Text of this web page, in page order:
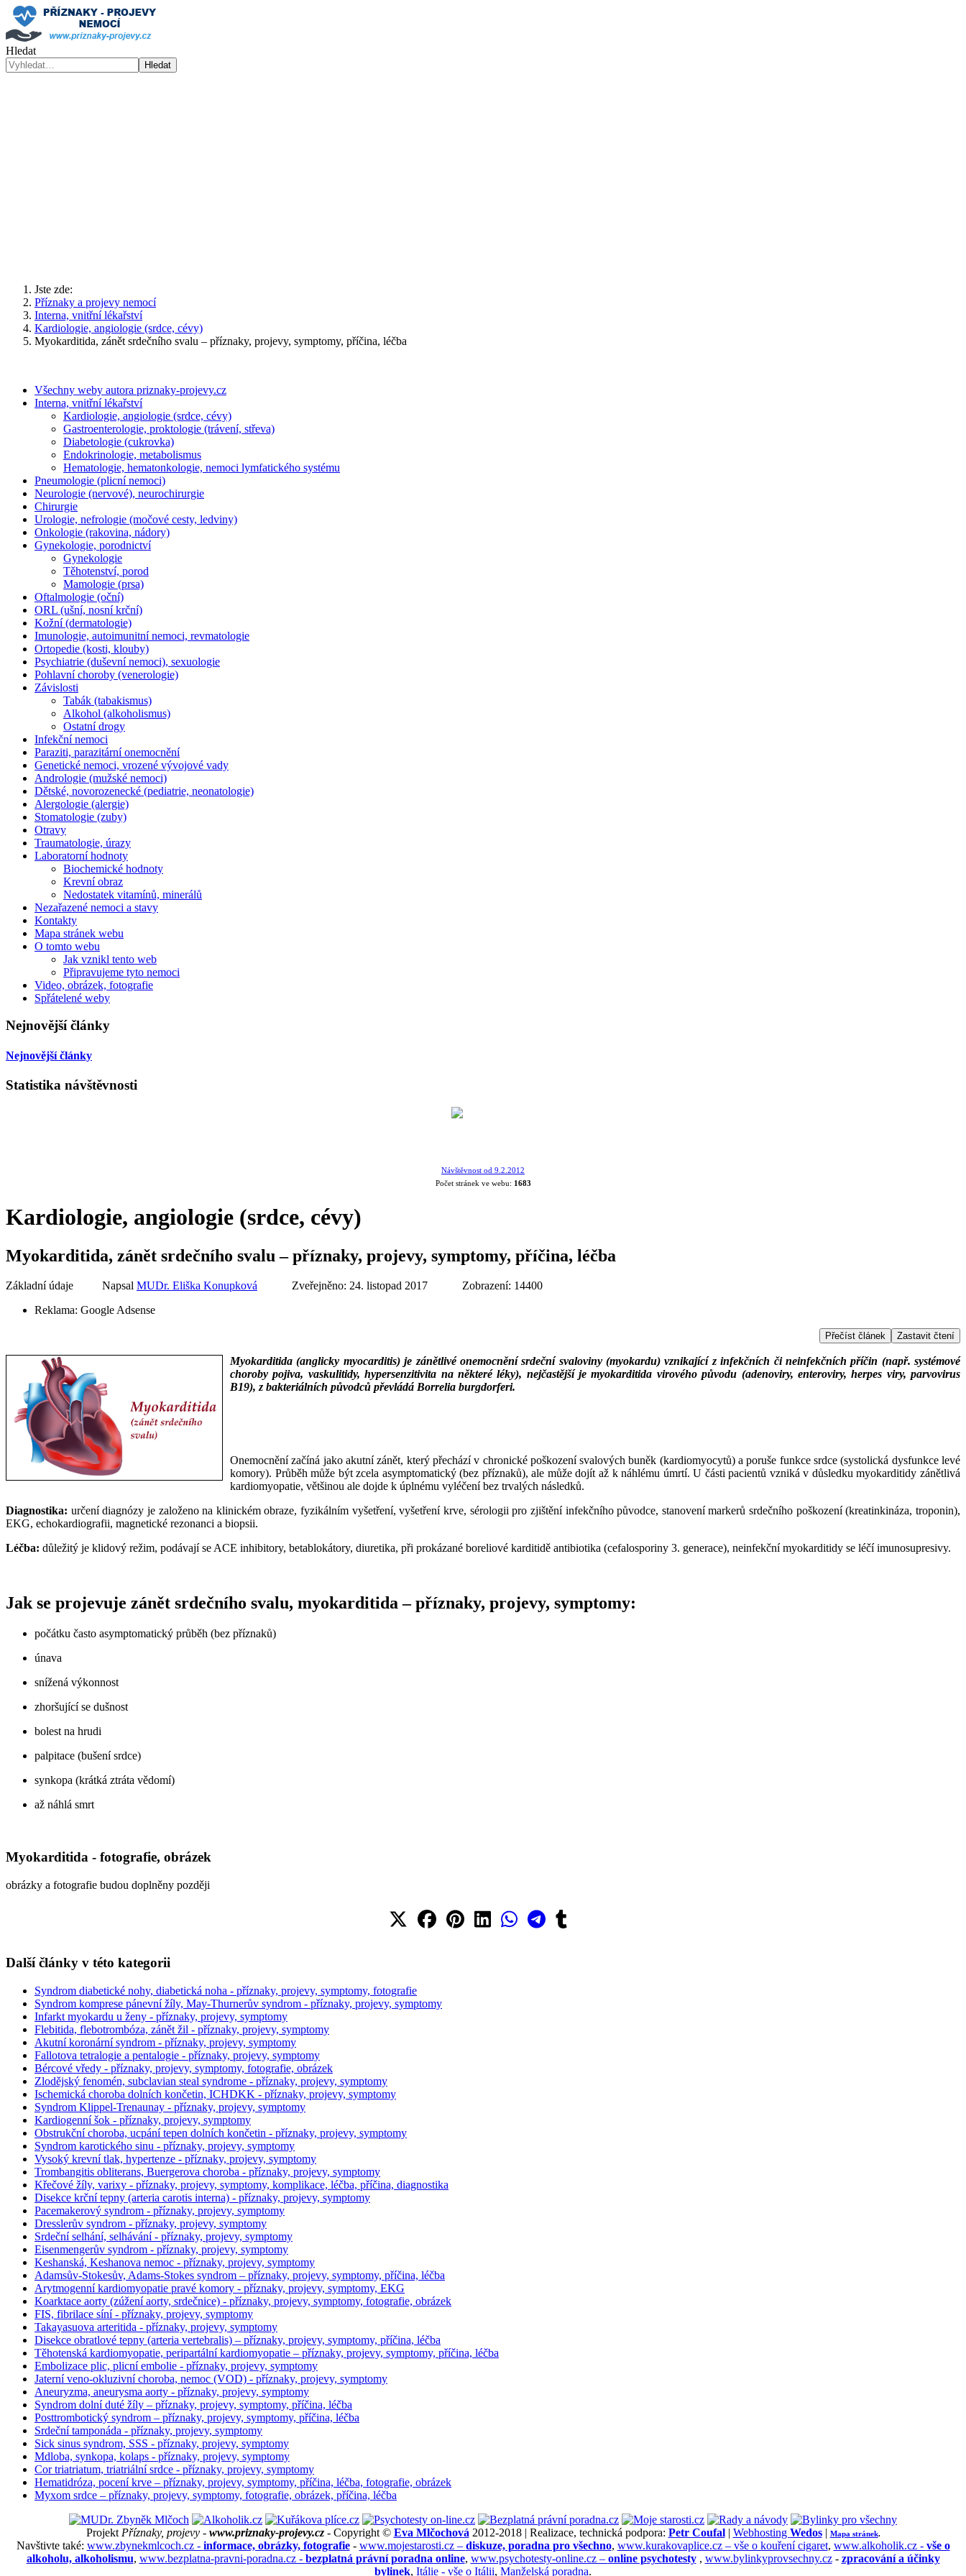
Hledat
Hledat
Jste zde:
Příznaky a projevy nemocí
Interna, vnitřní lékařství
Kardiologie, angiologie (srdce, cévy)
Myokarditida, zánět srdečního svalu – příznaky, projevy, symptomy, příčina, léčba
Všechny weby autora priznaky-projevy.cz
Interna, vnitřní lékařství
Kardiologie, angiologie (srdce, cévy)
Gastroenterologie, proktologie (trávení, střeva)
Diabetologie (cukrovka)
Endokrinologie, metabolismus
Hematologie, hematonkologie, nemoci lymfatického systému
Pneumologie (plicní nemoci)
Neurologie (nervové), neurochirurgie
Chirurgie
Urologie, nefrologie (močové cesty, ledviny)
Onkologie (rakovina, nádory)
Gynekologie, porodnictví
Gynekologie
Těhotenství, porod
Mamologie (prsa)
Oftalmologie (oční)
ORL (ušní, nosní krční)
Kožní (dermatologie)
Imunologie, autoimunitní nemoci, revmatologie
Ortopedie (kosti, klouby)
Psychiatrie (duševní nemoci), sexuologie
Pohlavní choroby (venerologie)
Závislosti
Tabák (tabakismus)
Alkohol (alkoholismus)
Ostatní drogy
Infekční nemoci
Paraziti, parazitární onemocnění
Genetické nemoci, vrozené vývojové vady
Andrologie (mužské nemoci)
Dětské, novorozenecké (pediatrie, neonatologie)
Alergologie (alergie)
Stomatologie (zuby)
Otravy
Traumatologie, úrazy
Laboratorní hodnoty
Biochemické hodnoty
Krevní obraz
Nedostatek vitamínů, minerálů
Nezařazené nemoci a stavy
Kontakty
Mapa stránek webu
O tomto webu
Jak vznikl tento web
Připravujeme tyto nemoci
Video, obrázek, fotografie
Spřátelené weby
Nejnovější články
Nejnovější články
Statistika návštěvnosti
Návštěvnost od 9.2.2012
Počet stránek ve webu: 1683
Kardiologie, angiologie (srdce, cévy)
Myokarditida, zánět srdečního svalu – příznaky, projevy, symptomy, příčina, léčba
Základní údaje Napsal MUDr. Eliška Konupková Zveřejněno: 24. listopad 2017
Zobrazení: 14400
Reklama: Google Adsense
Přečíst článek Zastavit čtení
Myokarditida (anglicky myocarditis) je zánětlivé onemocnění srdeční svaloviny (myokardu) vznikající z infekčních či neinfekčních příčin (např. systémové
choroby pojiva, vaskulitidy, hypersenzitivita na některé léky), nejčastější je myokarditida virového původu (adenoviry, enteroviry, herpes viry, parvovirus
B19), z bakteriálních původců převládá Borrelia burgdorferi.
Onemocnění začíná jako akutní zánět, který přechází v chronické poškození svalových buněk (kardiomyocytů) a poruše funkce srdce (systolická dysfunkce levé
komory). Průběh může být zcela asymptomatický (bez příznaků), ale může dojít až k náhlému úmrtí. U části pacientů vzniká v důsledku myokarditidy zánětlivá
kardiomyopatie, většinou ale dojde k úplnému vyléčení bez trvalých následků.
Diagnostika: určení diagnózy je založeno na klinickém obraze, fyzikálním vyšetření, vyšetření krve, sérologii pro zjištění infekčního původce, stanovení markerů srdečního poškození (kreatinkináza, troponin),
EKG, echokardiografii, magnetické rezonanci a biopsii.
Léčba: důležitý je klidový režim, podávají se ACE inhibitory, betablokátory, diuretika, při prokázané boreliové karditidě antibiotika (cefalosporiny 3. generace), neinfekční myokarditidy se léčí imunosupresivy.
Jak se projevuje zánět srdečního svalu, myokarditida – příznaky, projevy, symptomy:
počátku často asymptomatický průběh (bez příznaků)
únava
snížená výkonnost
zhoršující se dušnost
bolest na hrudi
palpitace (bušení srdce)
synkopa (krátká ztráta vědomí)
až náhlá smrt
Myokarditida - fotografie, obrázek
obrázky a fotografie budou doplněny později
Další články v této kategorii
Syndrom diabetické nohy, diabetická noha - příznaky, projevy, symptomy, fotografie
Syndrom komprese pánevní žíly, May-Thurnerův syndrom - příznaky, projevy, symptomy
Infarkt myokardu u ženy - příznaky, projevy, symptomy
Flebitida, flebotrombóza, zánět žil - příznaky, projevy, symptomy
Akutní koronární syndrom - příznaky, projevy, symptomy
Fallotova tetralogie a pentalogie - příznaky, projevy, symptomy
Bércové vředy - příznaky, projevy, symptomy, fotografie, obrázek
Zlodějský fenomén, subclavian steal syndrome - příznaky, projevy, symptomy
Ischemická choroba dolních končetin, ICHDKK - příznaky, projevy, symptomy
Syndrom Klippel-Trenaunay - příznaky, projevy, symptomy
Kardiogenní šok - příznaky, projevy, symptomy
Obstrukční choroba, ucpání tepen dolních končetin - příznaky, projevy, symptomy
Syndrom karotického sinu - příznaky, projevy, symptomy
Vysoký krevní tlak, hypertenze - příznaky, projevy, symptomy
Trombangitis obliterans, Buergerova choroba - příznaky, projevy, symptomy
Křečové žíly, varixy - příznaky, projevy, symptomy, komplikace, léčba, příčina, diagnostika
Disekce krční tepny (arteria carotis interna) - příznaky, projevy, symptomy
Pacemakerový syndrom - příznaky, projevy, symptomy
Dresslerův syndrom - příznaky, projevy, symptomy
Srdeční selhání, selhávání - příznaky, projevy, symptomy
Eisenmengerův syndrom - příznaky, projevy, symptomy
Keshanská, Keshanova nemoc - příznaky, projevy, symptomy
Adamsův-Stokesův, Adams-Stokes syndrom – příznaky, projevy, symptomy, příčina, léčba
Arytmogenní kardiomyopatie pravé komory - příznaky, projevy, symptomy, EKG
Koarktace aorty (zúžení aorty, srdečnice) - příznaky, projevy, symptomy, fotografie, obrázek
FIS, fibrilace síní - příznaky, projevy, symptomy
Takayasuova arteritida - příznaky, projevy, symptomy
Disekce obratlové tepny (arteria vertebralis) – příznaky, projevy, symptomy, příčina, léčba
Těhotenská kardiomyopatie, peripartální kardiomyopatie – příznaky, projevy, symptomy, příčina, léčba
Embolizace plic, plicní embolie - příznaky, projevy, symptomy
Jaterní veno-okluzivní choroba, nemoc (VOD) - příznaky, projevy, symptomy
Aneuryzma, aneurysma aorty - příznaky, projevy, symptomy
Syndrom dolní duté žíly – příznaky, projevy, symptomy, příčina, léčba
Posttrombotický syndrom – příznaky, projevy, symptomy, příčina, léčba
Srdeční tamponáda - příznaky, projevy, symptomy
Sick sinus syndrom, SSS - příznaky, projevy, symptomy
Mdloba, synkopa, kolaps - příznaky, projevy, symptomy
Cor triatriatum, triatriální srdce - příznaky, projevy, symptomy
Hematidróza, pocení krve – příznaky, projevy, symptomy, příčina, léčba, fotografie, obrázek
Myxom srdce – příznaky, projevy, symptomy, fotografie, obrázek, příčina, léčba
Projekt Příznaky, projevy - www.priznaky-projevy.cz- Copyright © Eva Mlčochová 2012-2018 | Realizace, technická podpora: Petr Coufal| Webhosting Wedos| Mapa stránek.
Navštivte také: www.zbynekmlcoch.cz - informace, obrázky, fotografie- www.mojestarosti.cz – diskuze, poradna pro všechno, www.kurakovaplice.cz – vše o kouření cigaret, www.alkoholik.cz - vše o
alkoholu, alkoholismu, www.bezplatna-pravni-poradna.cz - bezplatná právní poradna online, www.psychotesty-online.cz – online psychotesty, www.bylinkyprovsechny.cz- zpracování a účinky
bylinek, Itálie - vše o Itálii, Manželská poradna.